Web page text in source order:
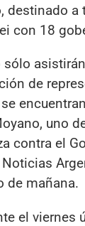
con 18
de
uno
contra el
de mañana.
el